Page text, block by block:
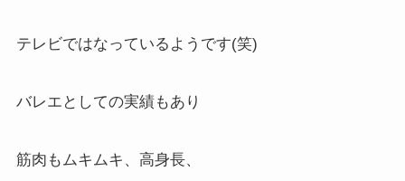
テレビではなっているようです(笑)
バレエとしての実績もあり
筋肉もムキムキ、高身長、